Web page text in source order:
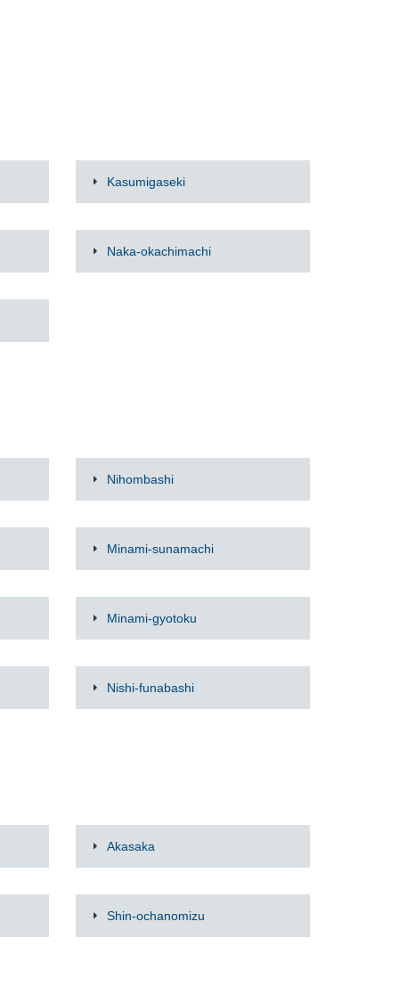
Kasumigaseki
Naka-okachimachi
Nihombashi
Minami-sunamachi
Minami-gyotoku
Nishi-funabashi
Akasaka
Shin-ochanomizu